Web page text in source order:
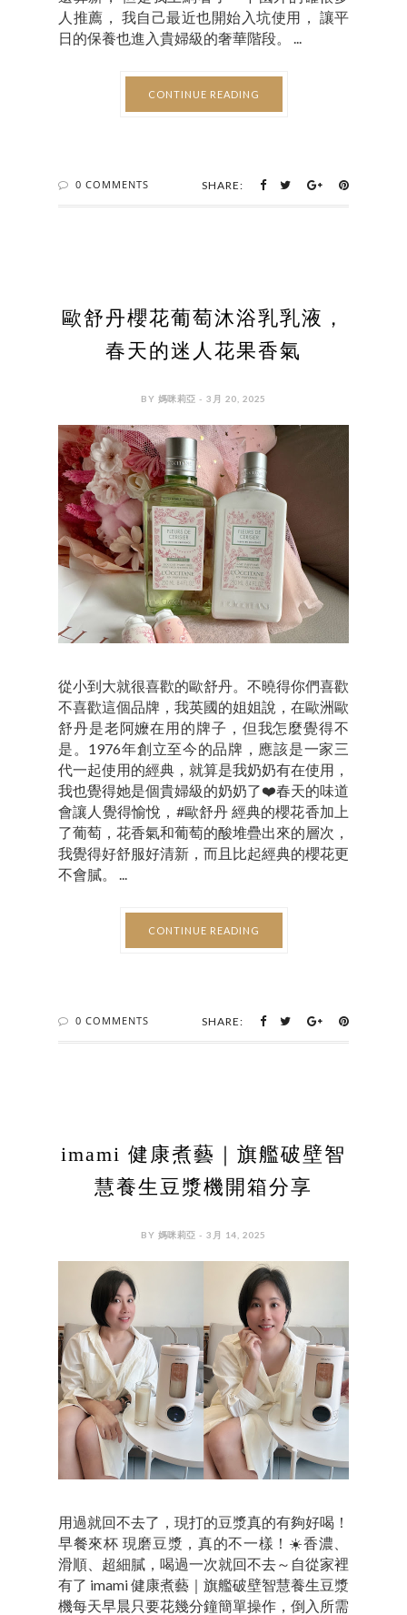
人推薦， 我自己最近也開始入坑使用， 讓平
日的保養也進入貴婦級的奢華階段。 ...
CONTINUE READING
0 COMMENTS SHARE:
歐舒丹櫻花葡萄沐浴乳乳液，
春天的迷人花果香氣
BY 媽咪莉亞 - 3月 20, 2025
從小到大就很喜歡的歐舒丹。不曉得你們喜歡
不喜歡這個品牌，我英國的姐姐說，在歐洲歐
舒丹是老阿嬤在用的牌子，但我怎麼覺得不
是。1976年創立至今的品牌，應該是一家三
代一起使用的經典，就算是我奶奶有在使用，
我也覺得她是個貴婦級的奶奶了❤️春天的味道
會讓人覺得愉悅，#歐舒丹 經典的櫻花香加上
了葡萄，花香氣和葡萄的酸堆疊出來的層次，
我覺得好舒服好清新，而且比起經典的櫻花更
不會膩。 ...
CONTINUE READING
0 COMMENTS SHARE:
imami 健康煮藝｜旗艦破壁智
慧養生豆漿機開箱分享
BY 媽咪莉亞 - 3月 14, 2025
用過就回不去了，現打的豆漿真的有夠好喝！
早餐來杯 現磨豆漿，真的不一樣！☀️香濃、
滑順、超細膩，喝過一次就回不去～自從家裡
有了 imami 健康煮藝｜旗艦破壁智慧養生豆漿
機每天早晨只要花幾分鐘簡單操作，倒入所需